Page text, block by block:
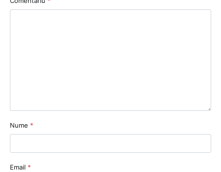
Nume *
Email *